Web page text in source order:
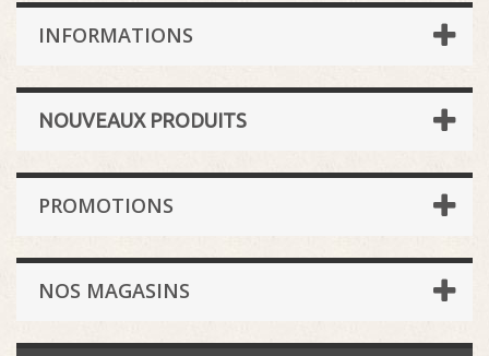
INFORMATIONS
NOUVEAUX PRODUITS
PROMOTIONS
NOS MAGASINS